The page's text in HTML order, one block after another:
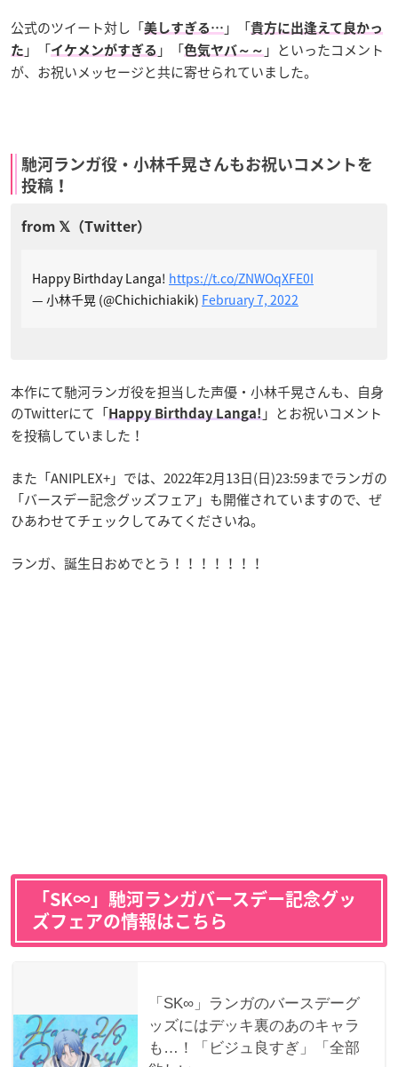
公式のツイート対し「美しすぎる… 」「貴方に出逢えて良かっ
た 」「イケメンがすぎる 」「色気ヤバ～～ 」といったコメント
が、お祝いメッセージと共に寄せられていました。
馳河ランガ役・小林千晃さんもお祝いコメントを
投稿！
Happy Birthday Langa! https://t.co/ZNWOqXFE0I
— 小林千晃 (@Chichichiakik) February 7, 2022
本作にて馳河ランガ役を担当した声優・小林千晃さんも、自身
のTwitterにて「 Happy Birthday Langa! 」とお祝いコメント
を投稿していました！
また「ANIPLEX+」では、2022年2月13日(日)23:59までランガの
「バースデー記念グッズフェア」も開催されていますので、ぜ
ひあわせてチェックしてみてくださいね。
ランガ、誕生日おめでとう！！！！！！！
「SK∞」馳河ランガバースデー記念グッ
ズフェアの情報はこちら